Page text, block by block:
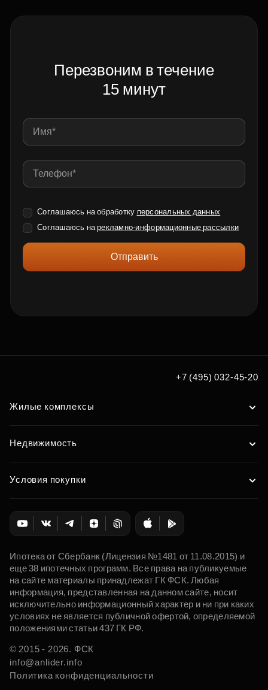
Перезвоним в течение
15 минут
Соглашаюсь на обработку персональных данных
Соглашаюсь нарекламно-информационные рассылки
Отправить
+7 (495) 032-45-20
Жилые комплексы
Недвижимость
Условия покупки
Ипотека от Сбербанк (Лицензия №1481 от 11.08.2015) и
еще 38 ипотечных программ. Все права на публикуемые
на сайте материалы принадлежат ГК ФСК. Любая
информация, представленная на данном сайте, носит
исключительно информационный характер и ни при каких
условиях не является публичной офертой, определяемой
положениями статьи 437 ГК РФ.
© 2015 - 2026. ФСК
info@anlider.info
Политика конфиденциальности